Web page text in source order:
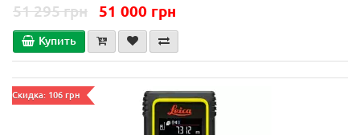
51 295 грн 51 000 грн
Купить
Скидка: 106 грн